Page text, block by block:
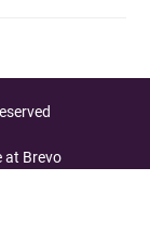
at Brevo